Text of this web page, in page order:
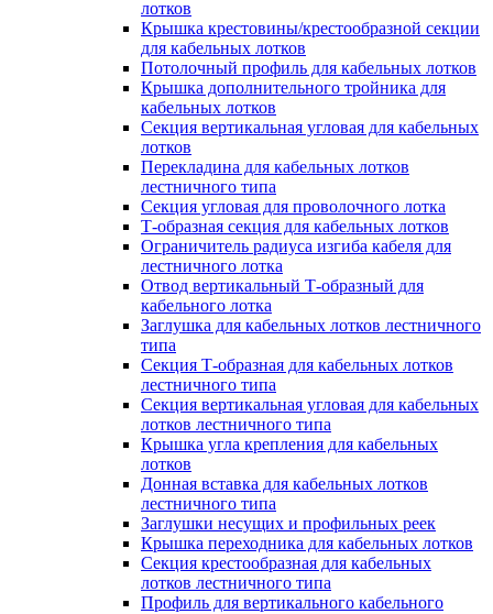
лотков
Крышка крестовины/крестообразной секции
для кабельных лотков
Потолочный профиль для кабельных лотков
Крышка дополнительного тройника для
кабельных лотков
Секция вертикальная угловая для кабельных
лотков
Перекладина для кабельных лотков
лестничного типа
Секция угловая для проволочного лотка
Т-образная секция для кабельных лотков
Ограничитель радиуса изгиба кабеля для
лестничного лотка
Отвод вертикальный Т-образный для
кабельного лотка
Заглушка для кабельных лотков лестничного
типа
Секция Т-образная для кабельных лотков
лестничного типа
Секция вертикальная угловая для кабельных
лотков лестничного типа
Крышка угла крепления для кабельных
лотков
Донная вставка для кабельных лотков
лестничного типа
Заглушки несущих и профильных реек
Крышка переходника для кабельных лотков
Секция крестообразная для кабельных
лотков лестничного типа
Профиль для вертикального кабельного